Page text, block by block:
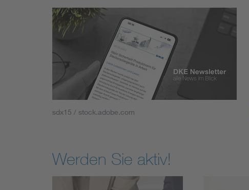
sdx15 / stock.adobe.com
Werden Sie aktiv!